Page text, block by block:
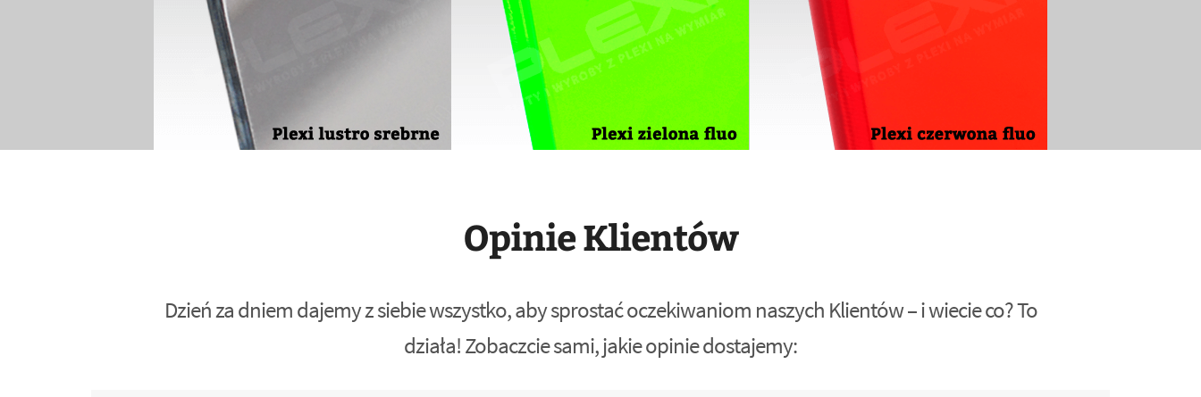
Opinie Klientów
Dzień za dniem dajemy z siebie wszystko, aby sprostać oczekiwaniom naszych Klientów – i wiecie co? To
działa! Zobaczcie sami, jakie opinie dostajemy: